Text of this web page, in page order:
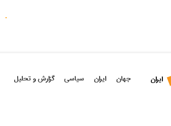
ایران جهان ایران سیاسی گزارش و تحلیل